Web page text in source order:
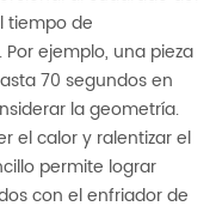
tiempo de
ejemplo, una pieza
70 segundos en
la geometría.
el calor y ralentizar el
permite lograr
con el enfriador de